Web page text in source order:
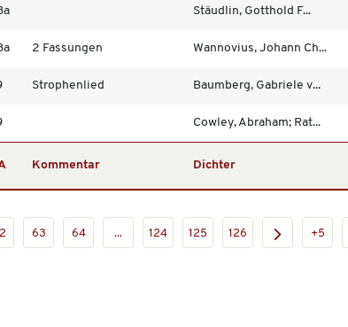
Stäudlin, Gotthold F...
2 Fassungen Wannovius, Johann Ch...
Strophenlied Baumberg, Gabriele v...
Cowley, Abraham; Rat...
Kommentar Dichter
63 64 ... 124 125 126 +5